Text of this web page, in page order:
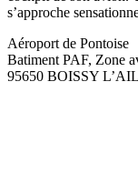
s’approche
Aéroport de Pontoise
Batiment PAF, Zone
95650 BOISSY